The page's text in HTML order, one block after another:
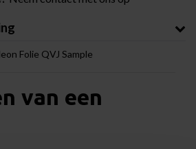
Folie QVJ Sample
van een